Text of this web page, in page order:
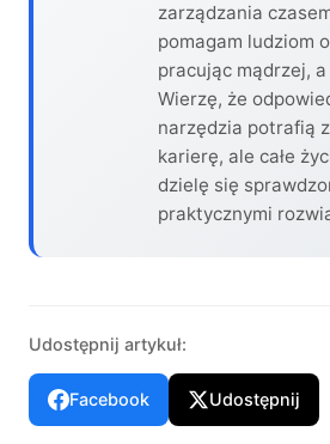
zarządzania
pomagam ludziom
pracując mądrzej,
Wierzę, że
narzędzia potrafią
karierę, ale całe
dzielę się
praktycznymi
Udostępnij artykuł:
Facebook Udostępnij